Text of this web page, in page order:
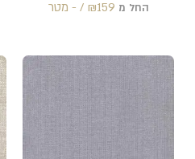
החל מ ₪159 /‏‏‎ ‎- מטר